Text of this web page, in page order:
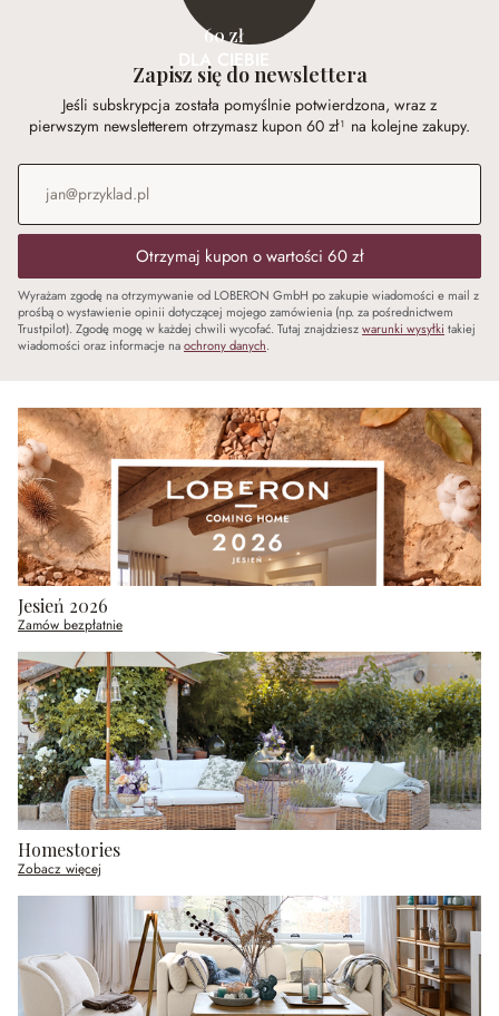
60 zł
DLA CIEBIE
Zapisz się do newslettera
Jeśli subskrypcja została pomyślnie potwierdzona, wraz z
pierwszym newsletterem otrzymasz kupon 60 zł¹ na kolejne zakupy.
Adres e-mail
Otrzymaj kupon o wartości 60 zł
Wyrażam zgodę na otrzymywanie od LOBERON GmbH po zakupie wiadomości e mail z
prośbą o wystawienie opinii dotyczącej mojego zamówienia (np. za pośrednictwem
Trustpilot). Zgodę mogę w każdej chwili wycofać. Tutaj znajdzieszwarunki wysyłki takiej
wiadomości oraz informacje naochrony danych.
Jesień 2026
Zamów bezpłatnie
Homestories
Zobacz więcej